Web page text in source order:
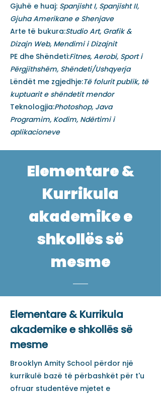
Gjuhë e huaj: Spanjisht I, Spanjisht II,
Gjuha Amerikane e Shenjave
Arte të bukura:Studio Art, Grafik &
Dizajn Web, Mendimi i Dizajnit
PE dhe Shëndeti:Fitnes, Aerobi, Sport i
Përgjithshëm, Shëndeti/Ushqyerja
Lëndët me zgjedhje:Të folurit publik, të
kuptuarit e shëndetit mendor
Teknologjia:Photoshop, Java
Programim, Kodim, Ndërtimi i
aplikacioneve
Elementare &
Kurrikula
akademike e
shkollës së
mesme
Elementare & Kurrikula
akademike e shkollës së
mesme
Brooklyn Amity School përdor një
kurrikulë bazë të përbashkët për t'u
ofruar studentëve mjetet e